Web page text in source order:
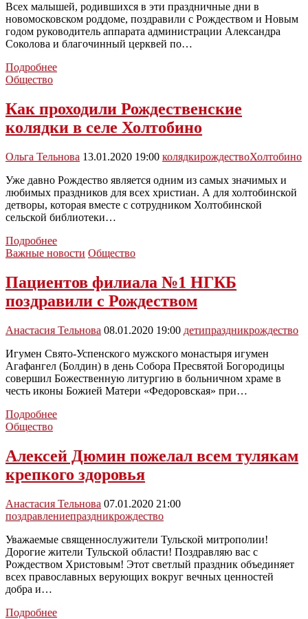
Всех малышей, родившихся в эти праздничные дни в
новомосковском роддоме, поздравили с Рождеством и Новым
годом руководитель аппарата администрации Александра
Соколова и благочинный церквей по…
ПодробнееМалышей
поздравили
с
Общество
Как проходили Рождественские
колядки в селе Холтобино
Ольга Тельнова 13.01.2020 19:00 колядкирождествоХолтобино
Уже давно Рождество является одним из самых значимых и
любимых праздников для всех христиан. А для холтобинской
детворы, которая вместе с сотрудником Холтобинской
сельской библиотеки…
ПодробнееКак
проходили
в
селе
Важные новости Общество
Пациентов филиала №1 НГКБ
поздравили с Рождеством
Анастасия Тельнова 08.01.2020 19:00 детипраздникрождество
Игумен Свято-Успенского мужского монастыря игумен
Агафангел (Болдин) в день Собора Пресвятой Богородицы
совершил Божественную литургию в больничном храме в
честь иконы Божией Матери «Федоровская» при…
ПодробнееПациентов
НГКБ
поздравили
с
Общество
Алексей Дюмин пожелал всем тулякам
крепкого здоровья
Анастасия Тельнова 07.01.2020 21:00
поздравлениепраздникрождество
Уважаемые священнослужители Тульской митрополии!
Дорогие жители Тульской области! Поздравляю вас с
Рождеством Христовым! Этот светлый праздник объединяет
всех православных верующих вокруг вечных ценностей
добра и…
ПодробнееАлексей